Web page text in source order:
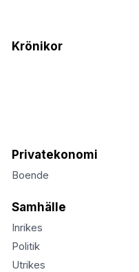
Krönikor
Privatekonomi
Boende
Samhälle
Inrikes
Politik
Utrikes